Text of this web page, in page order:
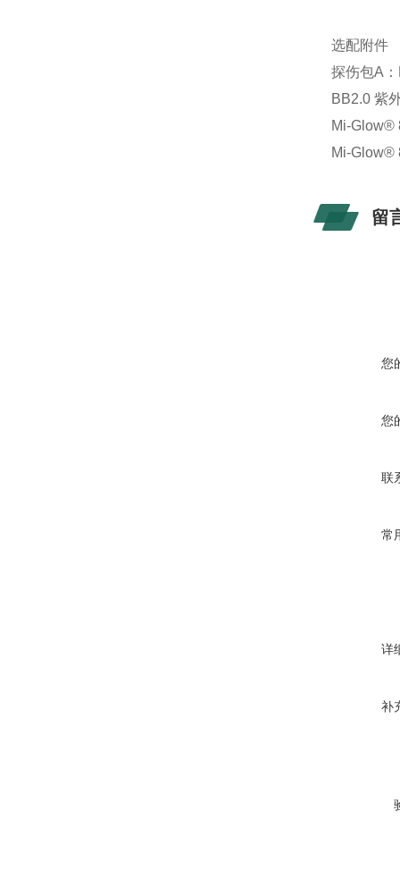
选配附件
探伤包A
BB2.0 紫
Mi-Glow®
Mi-Glow®
留
您
您
联
常
详
补